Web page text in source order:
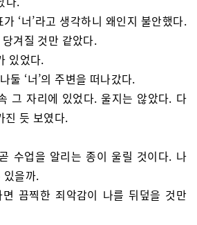
‘너’라고 생각하니 왜인지 불안했다.
겨질 것만 같았다.
있었다.
둘 ‘너’의 주변을 떠나갔다.
그 자리에 있었다. 울지는 않았다. 다
진 듯 보였다.
수업을 알리는 종이 울릴 것이다. 나
있을까.
끔찍한 죄악감이 나를 뒤덮을 것만